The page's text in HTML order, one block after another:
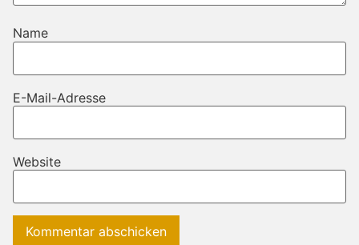
Name
E-Mail-Adresse
Website